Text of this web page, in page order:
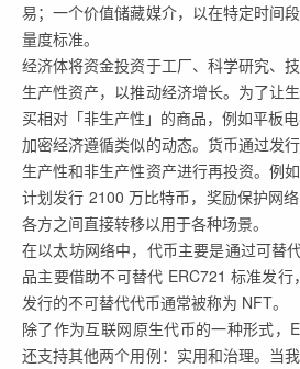
易；一个价值储藏媒介，以在特定时间
量度标准。
经济体将资金投资于工厂、科学研究、
生产性资产，以推动经济增长。为了让
买相对「非生产性」的商品，例如平板
加密经济遵循类似的动态。货币通过发
生产性和非生产性资产进行再投资。例
计划发行 2100 万比特币，奖励保护网
各方之间直接转移以用于各种场景。
在以太坊网络中，代币主要是通过可替
品主要借助不可替代 ERC721 标准发
发行的不可替代代币通常被称为 NFT。
除了作为互联网原生代币的一种形式，
还支持其他两个用例：实用和治理。当